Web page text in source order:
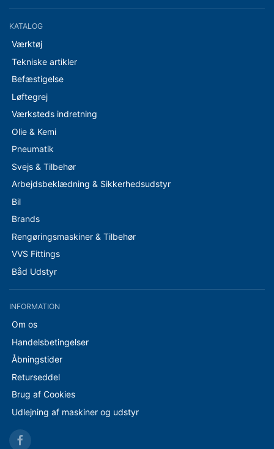
KATALOG
Værktøj
Tekniske artikler
Befæstigelse
Løftegrej
Værksteds indretning
Olie & Kemi
Pneumatik
Svejs & Tilbehør
Arbejdsbeklædning & Sikkerhedsudstyr
Bil
Brands
Rengøringsmaskiner & Tilbehør
VVS Fittings
Båd Udstyr
INFORMATION
Om os
Handelsbetingelser
Åbningstider
Returseddel
Brug af Cookies
Udlejning af maskiner og udstyr